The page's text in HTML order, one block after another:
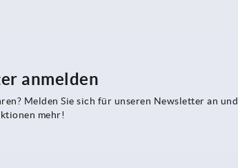
anmelden
Melden Sie sich für unseren Newsletter an und
mehr!